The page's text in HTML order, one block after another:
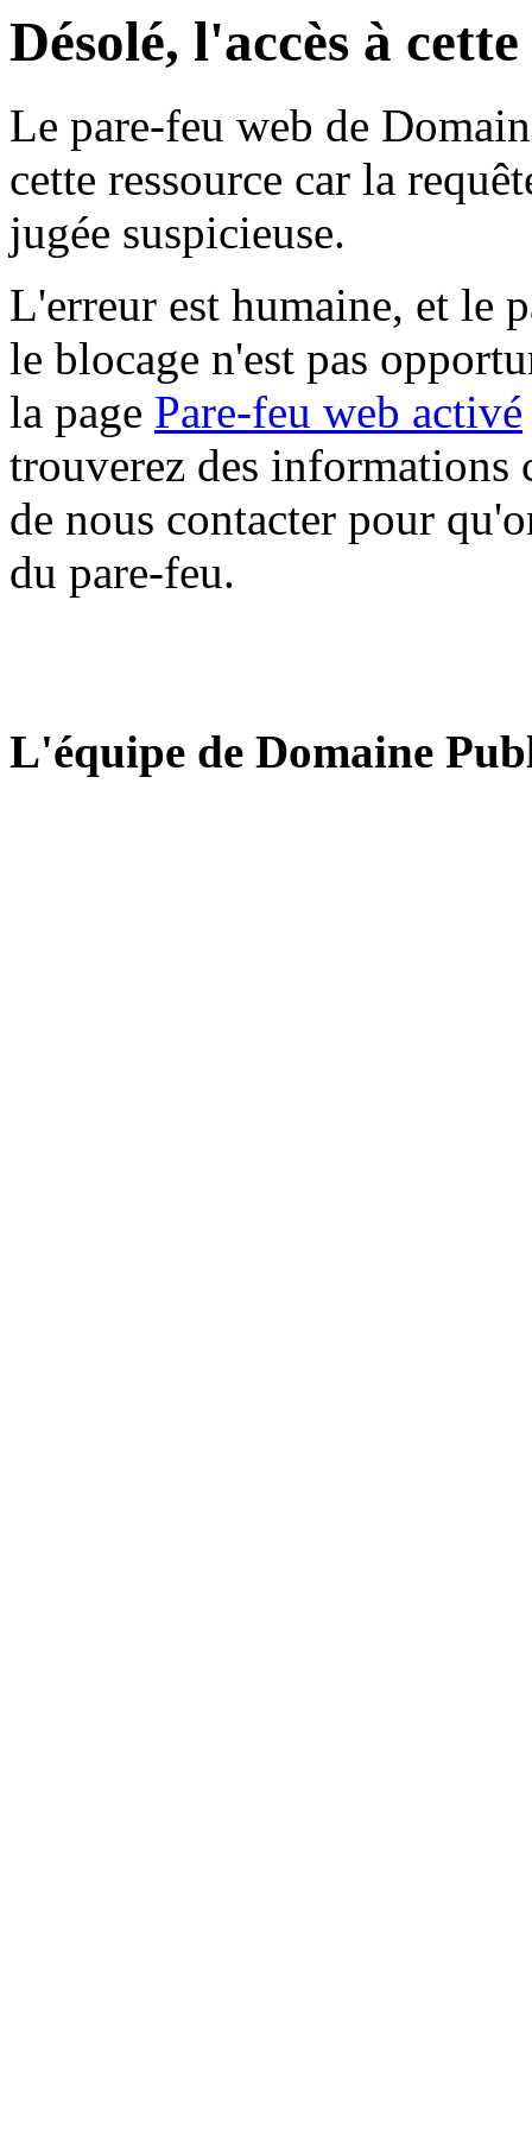
Désolé, l'accès à
Le pare-feu web de
cette ressource car la
jugée suspicieuse.
L'erreur est humaine, et le
le blocage n'est pas
la page Pare-feu web activé
trouverez des informations
de nous contacter pour
du pare-feu.
L'équipe de Domaine